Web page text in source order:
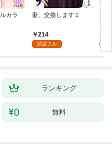
カラ
妻、交換します１
214
試読フル
な
ランキング
無料